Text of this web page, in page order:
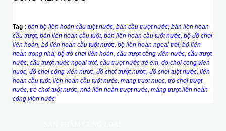
Tag : bán bộ liên hoàn cầu tuột nước, bán cầu trượt nước, bán liên hoàn
cầu trượt, bán liên hoàn cầu tuột, bán liên hoàn cầu tuột nước, bộ đồ chơi
liên hoàn bộ liên hoàn cầu tuột nước, bộ liên hoàn ngoài trời, bộ liên
hoàn trong nhà bộ trò chơi liên hoàn cầu trượt công viên nước, cầu trượt
nước, cầu trượt nước ngoài trời, cầu trượt nước trẻ em, do choi cong vien
nuoc, đồ chơi công viên nước, đồ chơi trượt nước, đồ chơi tuột nước, liên
hoàn cầu tuột, liên hoàn cầu tuột nước, mang truot nuoc, trò chơi trượt
nước, trò chơi tuột nước, nhà liên hoàn trượt nước, máng trượt liên hoàn
công viên nước